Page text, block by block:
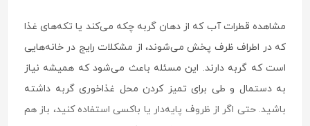
مشاهده قطرات آب که از دهان گربه چکه می‌کند یا تکه‌های غذا
که در اطراف ظرف پخش می‌شوند، از مشکلات رایج در خانه‌هایی
است که گربه دارند. این مسئله باعث می‌شود که همیشه نیاز
به دستمال و طی برای تمیز کردن محل غذاخوری گربه داشته
باشید. حتی اگر از ظروف پایه‌دار یا باکسی استفاده کنید، باز هم